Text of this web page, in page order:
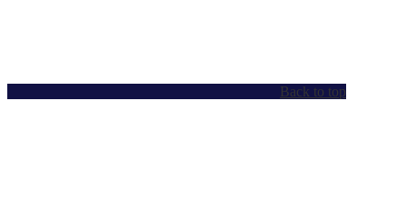
Back to top